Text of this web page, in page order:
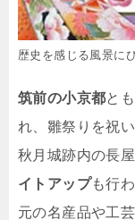
歴史を感じる風景に
筑前の小京都と
れ、雛祭りを祝い
秋月城跡内の長
イトアップも行
元の名産品や工